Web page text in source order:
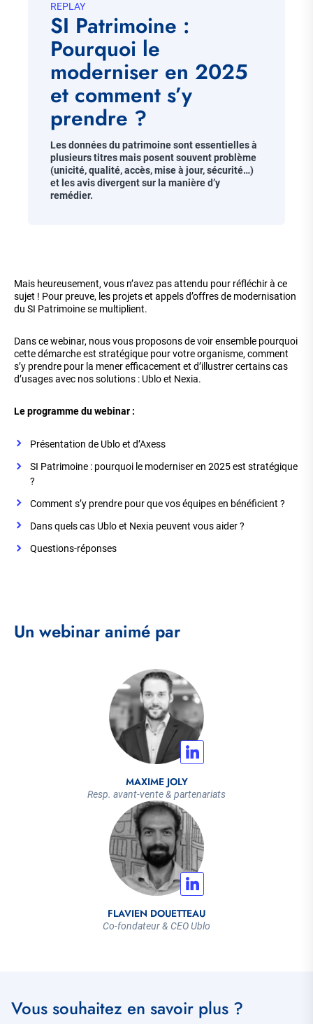
REPLAY
SI Patrimoine :
Pourquoi le
moderniser en 2025
et comment s’y
prendre ?
Chapo
Les données du patrimoine sont essentielles à
plusieurs titres mais posent souvent problème
(unicité, qualité, accès, mise à jour, sécurité…)
et les avis divergent sur la manière d’y
remédier.
de
la
page
Mais heureusement, vous n’avez pas attendu pour réfléchir à ce
sujet ! Pour preuve, les projets et appels d’offres de modernisation
du SI Patrimoine se multiplient.
Dans ce webinar, nous vous proposons de voir ensemble pourquoi
cette démarche est stratégique pour votre organisme, comment
s’y prendre pour la mener efficacement et d’illustrer certains cas
d’usages avec nos solutions : Ublo et Nexia.
Le programme du webinar :
Présentation de Ublo et d’Axess
SI Patrimoine : pourquoi le moderniser en 2025 est stratégique
?
Comment s’y prendre pour que vos équipes en bénéficient ?
Dans quels cas Ublo et Nexia peuvent vous aider ?
Questions-réponses
Un webinar animé par
MAXIME JOLY
Resp. avant-vente & partenariats
FLAVIEN DOUETTEAU
Co-fondateur & CEO Ublo
Vous souhaitez en savoir plus ?